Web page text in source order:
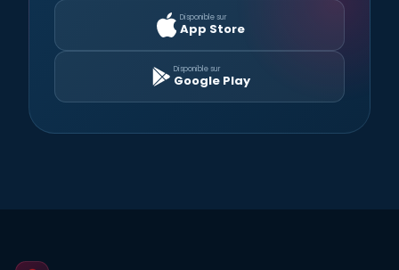
Disponible sur
App Store
Disponible sur
Google Play